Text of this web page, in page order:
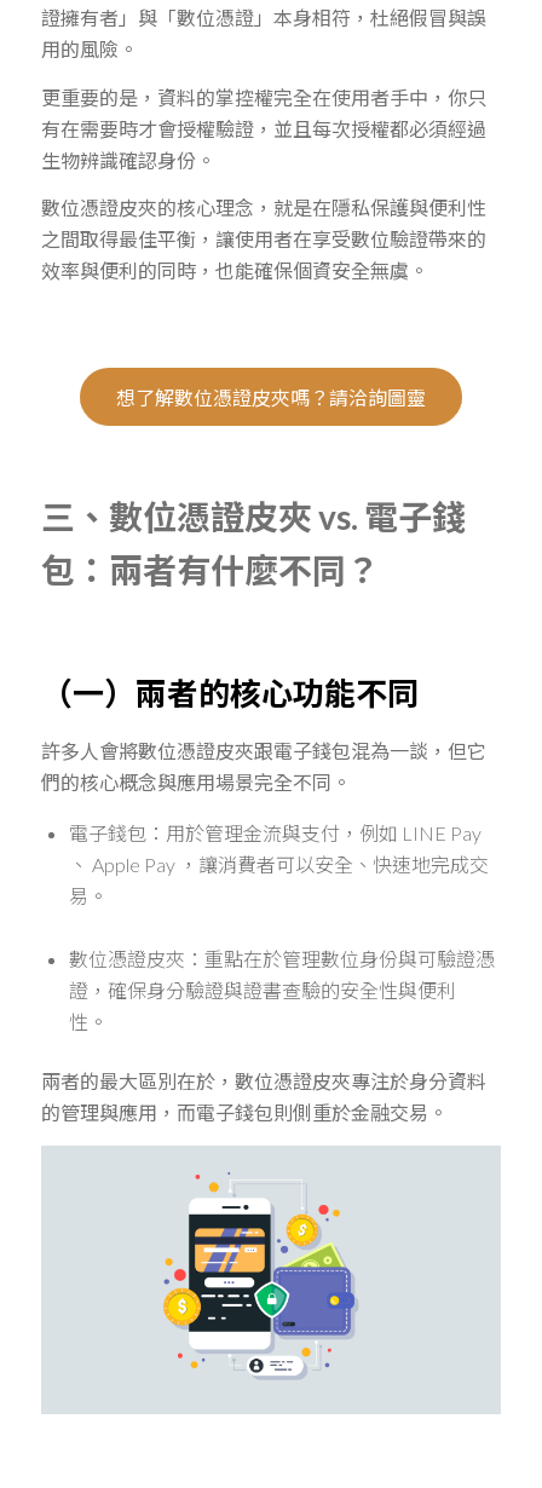
證擁有者」與「數位憑證」本身相符，杜絕假冒與誤
用的風險。
更重要的是，資料的掌控權完全在使用者手中，你只
有在需要時才會授權驗證，並且每次授權都必須經過
生物辨識確認身份。
數位憑證皮夾的核心理念，就是在隱私保護與便利性
之間取得最佳平衡，讓使用者在享受數位驗證帶來的
效率與便利的同時，也能確保個資安全無虞。
想了解數位憑證皮夾嗎？請洽詢圖靈
三、數位憑證皮夾 vs. 電子錢
包：兩者有什麼不同？
（一）兩者的核心功能不同
許多人會將數位憑證皮夾跟電子錢包混為一談，但它
們的核心概念與應用場景完全不同。
電子錢包：用於管理金流與支付，例如 LINE Pay
、 Apple Pay，讓消費者可以安全、快速地完成交
易。
數位憑證皮夾：重點在於管理數位身份與可驗證憑
證，確保身分驗證與證書查驗的安全性與便利
性。
兩者的最大區別在於，數位憑證皮夾專注於身分資料
的管理與應用，而電子錢包則側重於金融交易。